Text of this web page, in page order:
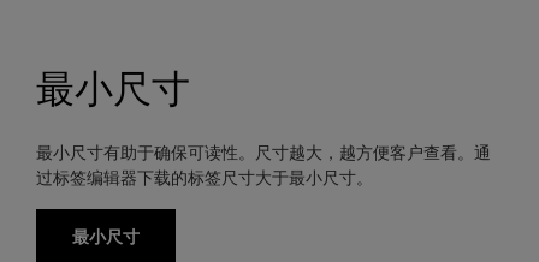
最小尺寸
最小尺寸有助于确保可读性。尺寸越大，越方便客户查看。通
过标签编辑器下载的标签尺寸大于最小尺寸。
最小尺寸